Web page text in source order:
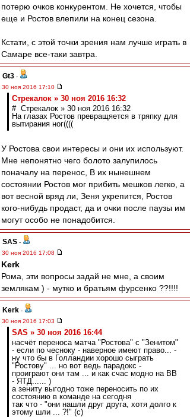
потерю очков конкурентом. Не хочется, чтобы
еще и Ростов влепили на конец сезона.
Кстати, с этой точки зрения нам лучше играть в
Самаре все-таки завтра.
Gt3 -
30 ноя 2016 17:10
Стрекалок » 30 ноя 2016 16:32
# Стрекалок » 30 ноя 2016 16:32
На глазах Ростов превращяется в тряпку для
вытирания ног((((
У Ростова свои интересы и они их используют.
Мне непонятно чего болото залупилось
поначалу на перенос, В их нынешнем
состоянии Ростов мог прибить мешков легко, а
вот весной вряд ли, Зеня укрепится, Ростов
кого-нибудь продаст, да и очки после паузы им
могут особо не понадобится.
SAS -
30 ноя 2016 17:08
Kerk
Рома, эти вопросы задай не мне, а своим
землякам ) - мутко и братьям фурсенко ??!!!!
Kerk -
30 ноя 2016 17:03
SAS » 30 ноя 2016 16:44
насчёт переноса матча "Ростова" с "Зенитом"
- если по чесноку - наверное имеют право... -
ну что бы в Голландии хорошо сыграть
"Ростову" ... но вот ведь парадокс -
проиграют они там ... и как счас модно на ВВ
- ЯТД...... )
а зениту выгодно тоже переносить по их
состоянию в команде на сегодня
так что - "они нашли друг друга, хотя долго к
этому шли ... ?!" (c)